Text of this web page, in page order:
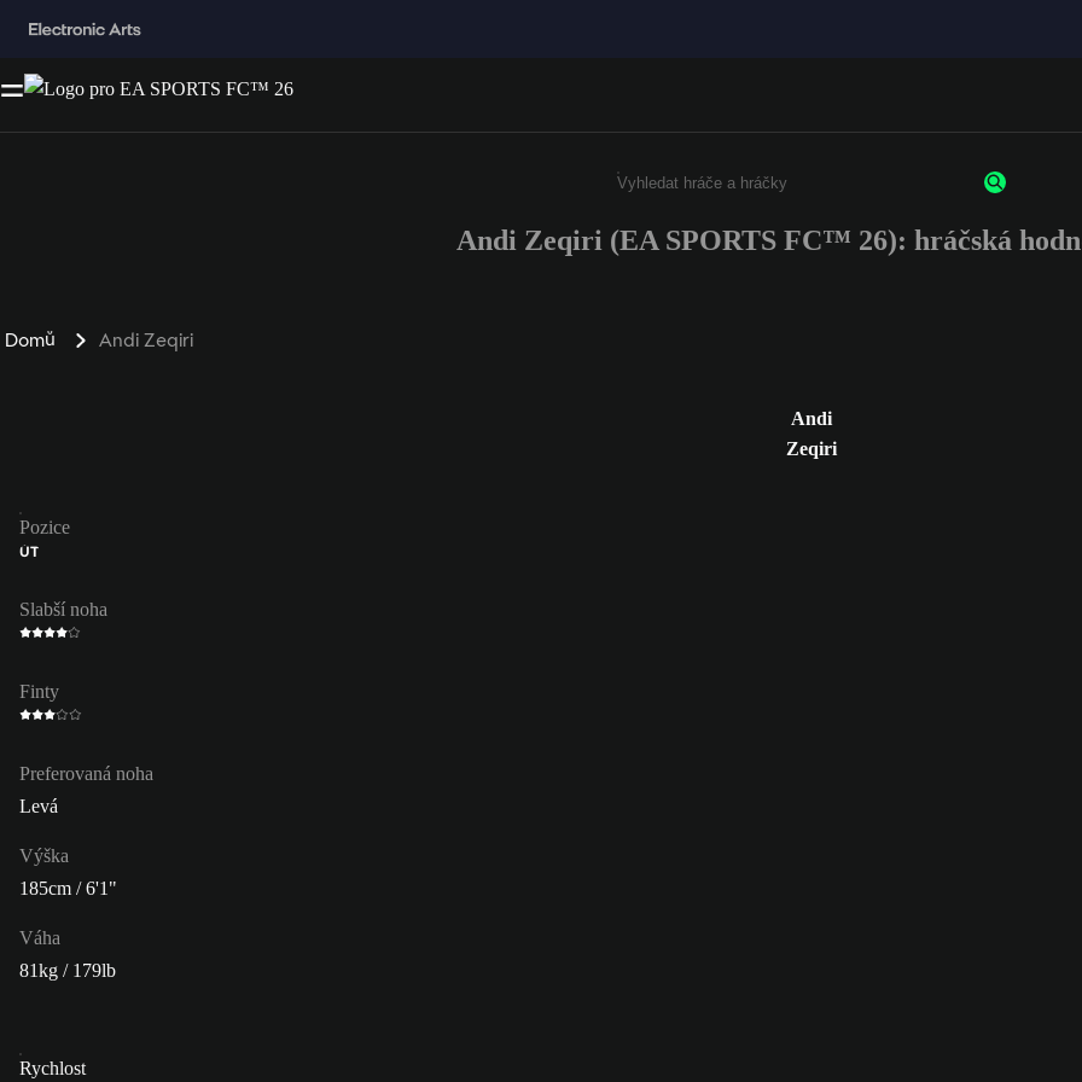
Enter a minimum of 3 characters or numbers
Andi Zeqiri (EA SPORTS FC™ 26): hráčská
Domů Andi Zeqiri
Andi
Zeqiri
Pozice
ÚT
Slabší noha
Finty
Preferovaná noha
Levá
Výška
185cm / 6'1"
Váha
81kg / 179lb
Rychlost